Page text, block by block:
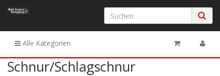
Alle Kategorien
Schnur/Schlagschnur